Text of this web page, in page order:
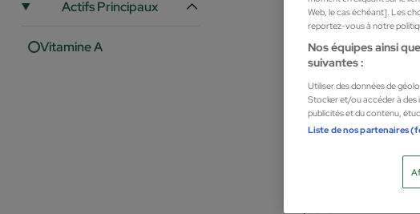
Actifs Principaux
Vitamine A
Web, le cas échéant]. Les
reportez-vous à notre
Nos équipes ainsi
suivantes :
Utiliser des données de
Stocker et/ou accéder à des
publicités et du contenu,
Liste de nos partenaires